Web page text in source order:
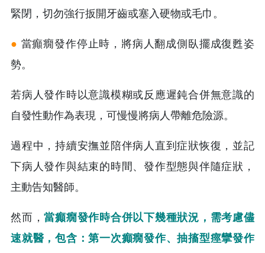
緊閉，切勿強行扳開牙齒或塞入硬物或毛巾。
● 當癲癇發作停止時，將病人翻成側臥擺成復甦姿
勢。
若病人發作時以意識模糊或反應遲鈍合併無意識的
自發性動作為表現，可慢慢將病人帶離危險源。
過程中，持續安撫並陪伴病人直到症狀恢復，並記
下病人發作與結束的時間、發作型態與伴隨症狀，
主動告知醫師。
然而，當癲癇發作時合併以下幾種狀況，需考慮儘
速就醫，包含：第一次癲癇發作、抽搐型痙攣發作